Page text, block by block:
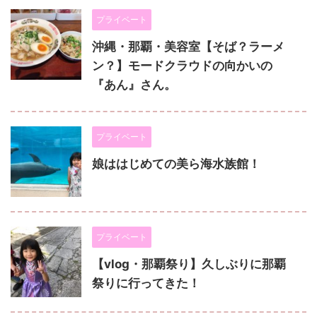
プライベート
沖縄・那覇・美容室【そば？ラーメ
ン？】モードクラウドの向かいの
『あん』さん。
プライベート
娘ははじめての美ら海水族館！
プライベート
【vlog・那覇祭り】久しぶりに那覇
祭りに行ってきた！